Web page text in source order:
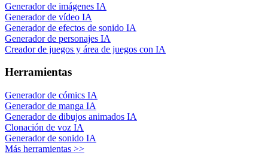
Generador de imágenes IA
Generador de vídeo IA
Generador de efectos de sonido IA
Generador de personajes IA
Creador de juegos y área de juegos con IA
Herramientas
Generador de cómics IA
Generador de manga IA
Generador de dibujos animados IA
Clonación de voz IA
Generador de sonido IA
Más herramientas >>